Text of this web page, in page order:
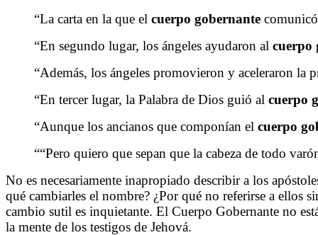
“La carta en la que el cuerpo gobernante
“En segundo lugar, los ángeles ayudaron al cuerpo
“Además, los ángeles promovieron y aceleraron la
“En tercer lugar, la Palabra de Dios guió al cuerpo
“Aunque los ancianos que componían el cuerpo
““Pero quiero que sepan que la cabeza de todo
No es necesariamente inapropiado describir a los
qué cambiarles el nombre? ¿Por qué no referirse a ellos
cambio sutil es inquietante. El Cuerpo Gobernante no
la mente de los testigos de Jehová.